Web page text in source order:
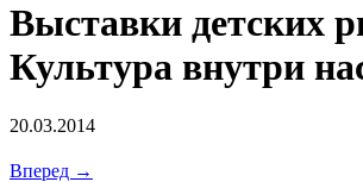
Выставки детских
Культура внутри
20.03.2014
Вперед →